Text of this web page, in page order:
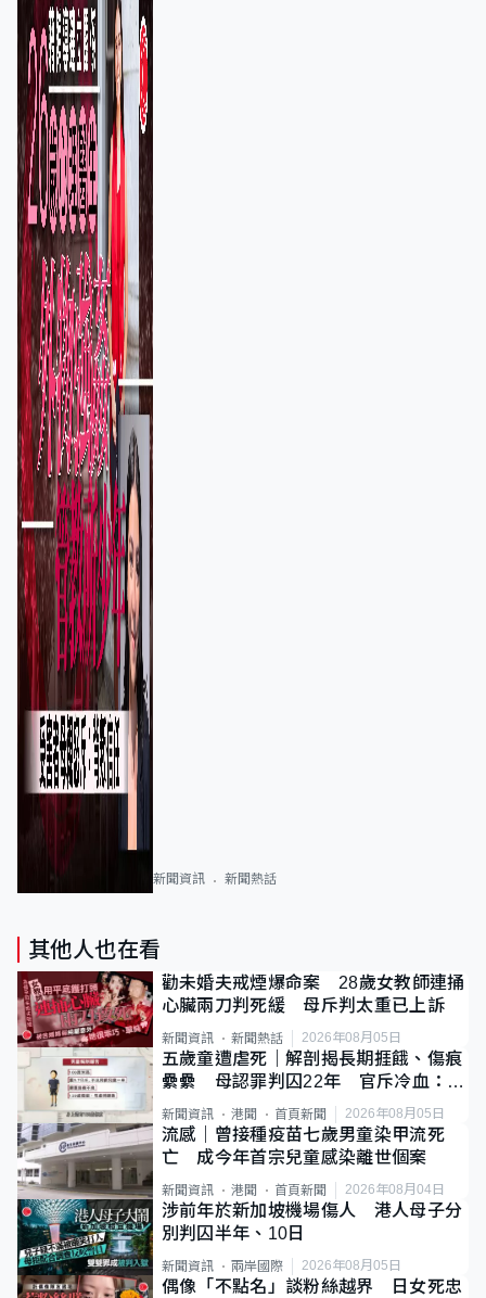
新聞資訊 新聞熱話
其他人也在看
勸未婚夫戒煙爆命案 28歲女教師連捅
心臟兩刀判死緩 母斥判太重已上訴
新聞資訊 新聞熱話 2026年08月05日
五歲童遭虐死｜解剖揭長期捱餓、傷痕
纍纍 母認罪判囚22年 官斥冷血：同
類案最惡劣
新聞資訊 港聞 首頁新聞 2026年08月05日
流感｜曾接種疫苗七歲男童染甲流死
亡 成今年首宗兒童感染離世個案
新聞資訊 港聞 首頁新聞 2026年08月04日
涉前年於新加坡機場傷人 港人母子分
別判囚半年、10日
新聞資訊 兩岸國際 2026年08月05日
偶像「不點名」談粉絲越界 日女死忠